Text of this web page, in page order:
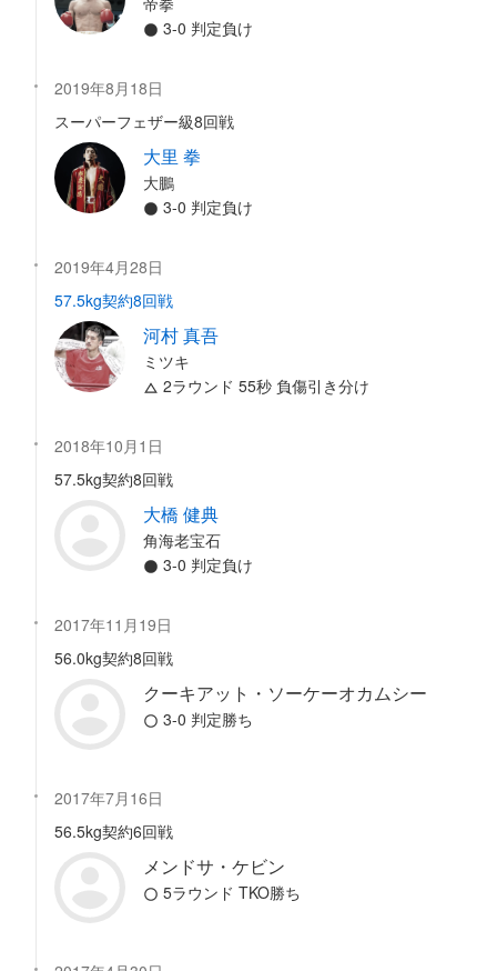
3-0 判定負け
2019年8月18日
スーパーフェザー級8回戦
大里 拳
大鵬
3-0 判定負け
2019年4月28日
57.5kg契約8回戦
河村 真吾
ミツキ
2ラウンド 55秒 負傷引き分け
2018年10月1日
57.5kg契約8回戦
大橋 健典
角海老宝石
3-0 判定負け
2017年11月19日
56.0kg契約8回戦
クーキアット・ソーケーオカムシー
3-0 判定勝ち
2017年7月16日
56.5kg契約6回戦
メンドサ・ケビン
5ラウンド TKO勝ち